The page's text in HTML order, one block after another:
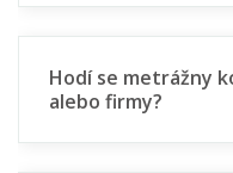
Hodí se metrážny
alebo firmy?